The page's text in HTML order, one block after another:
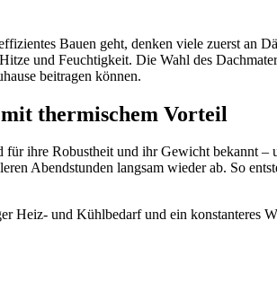
Bauen geht, denken viele zuerst an
und Feuchtigkeit. Die Wahl des
beitragen können.
thermischem Vorteil
für ihre Robustheit und ihr Gewicht bekannt –
Abendstunden langsam wieder ab. So
Heiz- und Kühlbedarf und ein konstanteres